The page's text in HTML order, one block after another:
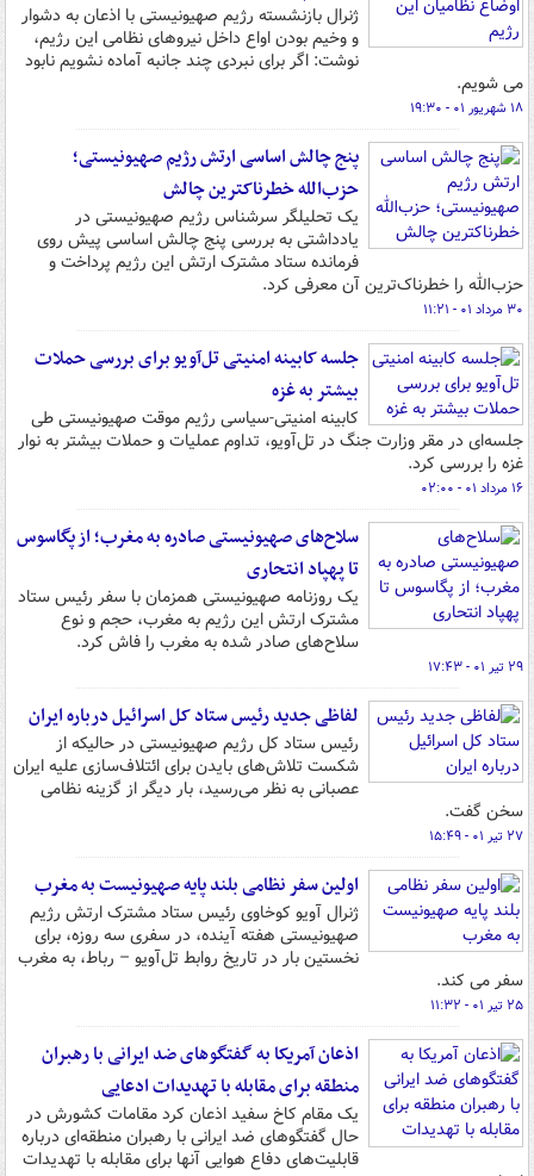
ژنرال بازنشسته رژیم صهیونیستی با اذعان به دشوار
و وخیم بودن اواع داخل نیروهای نظامی این رژیم،
نوشت: اگر برای نبردی چند جانبه آماده نشویم نابود
می شویم.
۱۸ شهریور ۰۱ - ۱۹:۳۰
پنج چالش اساسی ارتش رژیم صهیونیستی؛
حزب‌الله خطرناکترین چالش
یک تحلیلگر سرشناس رژیم صهیونیستی در
یادداشتی به بررسی پنج چالش اساسی پیش روی
فرمانده ستاد مشترک ارتش این رژیم پرداخت و
حزب‌الله را خطرناک‌ترین آن معرفی کرد.
۳۰ مرداد ۰۱ - ۱۱:۲۱
جلسه کابینه امنیتی تل‌آویو برای بررسی حملات
بیشتر به غزه
کابینه امنیتی-سیاسی رژیم موقت صهیونیستی طی
جلسه‌ای در مقر وزارت جنگ در تل‌آویو، تداوم عملیات و حملات بیشتر به نوار
غزه را بررسی کرد.
۱۶ مرداد ۰۱ - ۰۲:۰۰
سلاح‌های صهیونیستی صادره به مغرب؛ از پگاسوس
تا پهپاد انتحاری
یک روزنامه صهیونیستی همزمان با سفر رئیس ستاد
مشترک ارتش این رژیم به مغرب، حجم و نوع
سلاح‌های صادر شده به مغرب را فاش کرد.
۲۹ تیر ۰۱ - ۱۷:۴۳
لفاظی جدید رئیس ستاد کل اسرائیل درباره ایران
رئیس ستاد کل رژیم صهیونیستی در حالیکه از
شکست تلاش‌های بایدن برای ائتلاف‌سازی علیه ایران
عصبانی به نظر می‌رسید، بار دیگر از گزینه نظامی
سخن گفت.
۲۷ تیر ۰۱ - ۱۵:۴۹
اولین سفر نظامی بلند پایه صهیونیست به مغرب
ژنرال آویو کوخاوی رئیس ستاد مشترک ارتش رژیم
صهیونیستی هفته آینده، در سفری سه روزه، برای
نخستین بار در تاریخ روابط تل‌آویو – رباط، به مغرب
سفر می کند.
۲۵ تیر ۰۱ - ۱۱:۳۲
اذعان آمریکا به گفتگوهای ضد ایرانی با رهبران
منطقه برای مقابله با تهدیدات ادعایی
یک مقام کاخ سفید اذعان کرد مقامات کشورش در
حال گفتگوهای ضد ایرانی با رهبران منطقه‌ای درباره
قابلیت‌های دفاع هوایی آنها برای مقابله با تهدیدات